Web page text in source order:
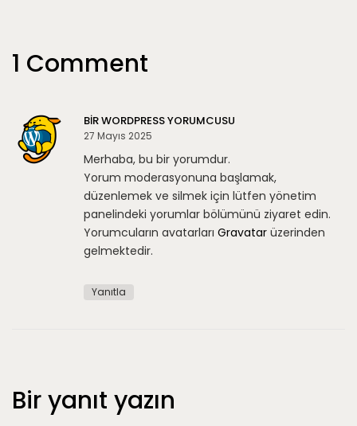
1 Comment
BIR WORDPRESS YORUMCUSU
27 Mayıs 2025
Merhaba, bu bir yorumdur.
Yorum moderasyonuna başlamak,
düzenlemek ve silmek için lütfen yönetim
panelindeki yorumlar bölümünü ziyaret edin.
Yorumcuların avatarları Gravatar üzerinden
gelmektedir.
Yanıtla
Bir yanıt yazın